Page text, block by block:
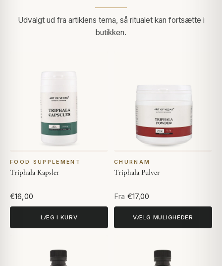
Udvalgt ud fra artiklens tema, så ritualet kan fortsætte i
butikken.
FOOD SUPPLEMENT
Triphala Kapsler
€16,00
LÆG I KURV
CHURNAM
Triphala Pulver
Fra €17,00
VÆLG MULIGHEDER